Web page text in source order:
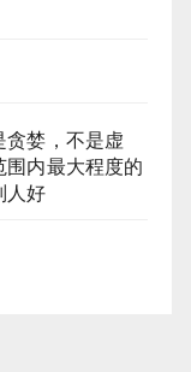
贪婪，不是虚
内最大程度的
人好